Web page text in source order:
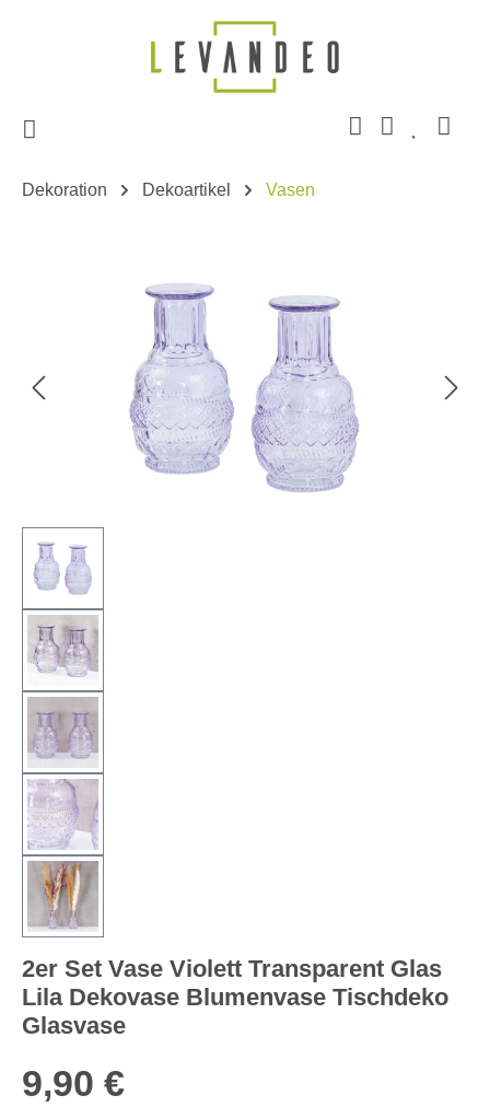
Zum Hauptinhalt springen
Dekoration Dekoartikel Vasen
2er Set Vase Violett Transparent Glas
Lila Dekovase Blumenvase Tischdeko
Glasvase
9,90 €